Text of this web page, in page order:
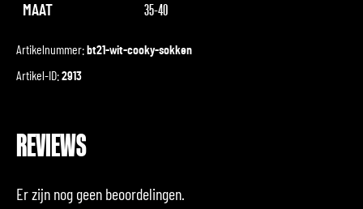
MAAT 35-40
Artikelnummer: bt21-wit-cooky-sokken
Artikel-ID:2913
REVIEWS
Er zijn nog geen beoordelingen.